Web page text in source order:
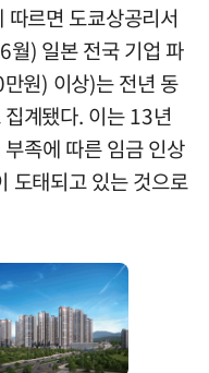
르면 도쿄상공리서
월) 일본 전국 기업 파
원) 이상)는 전년 동
계됐다. 이는 13년
족에 따른 임금 인상
도태되고 있는 것으로